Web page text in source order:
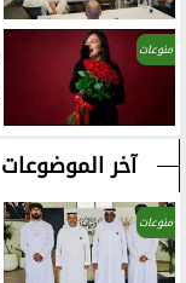
منوعات
آخر الموضوعات
منوعات